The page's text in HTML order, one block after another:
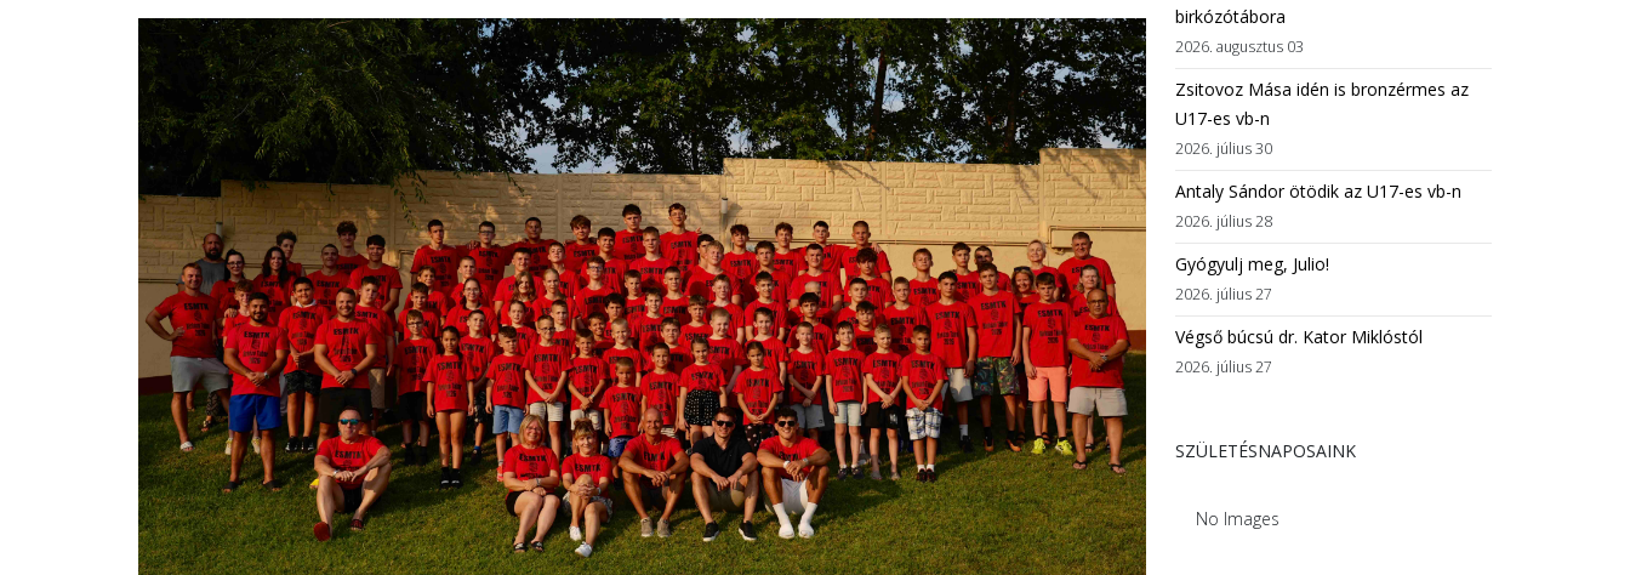
birkózótábora
2026. augusztus 03
Zsitovoz Mása idén is bronzérmes az
U17-es vb-n
2026. július 30
Antaly Sándor ötödik az U17-es vb-n
2026. július 28
Gyógyulj meg, Julio!
2026. július 27
Végső búcsú dr. Kator Miklóstól
2026. július 27
SZÜLETÉSNAPOSAINK
No Images